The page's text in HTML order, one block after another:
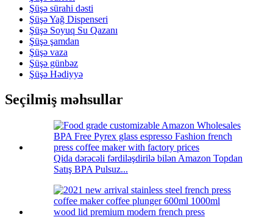
Şüşə sürahi dəsti
Şüşə Yağ Dispenseri
Şüşə Soyuq Su Qazanı
Şüşə şamdan
Şüşə vaza
Şüşə günbəz
Şüşə Hədiyyə
Seçilmiş məhsullar
Qida dərəcəli fərdiləşdirilə bilən Amazon Topdan
Satış BPA Pulsuz...